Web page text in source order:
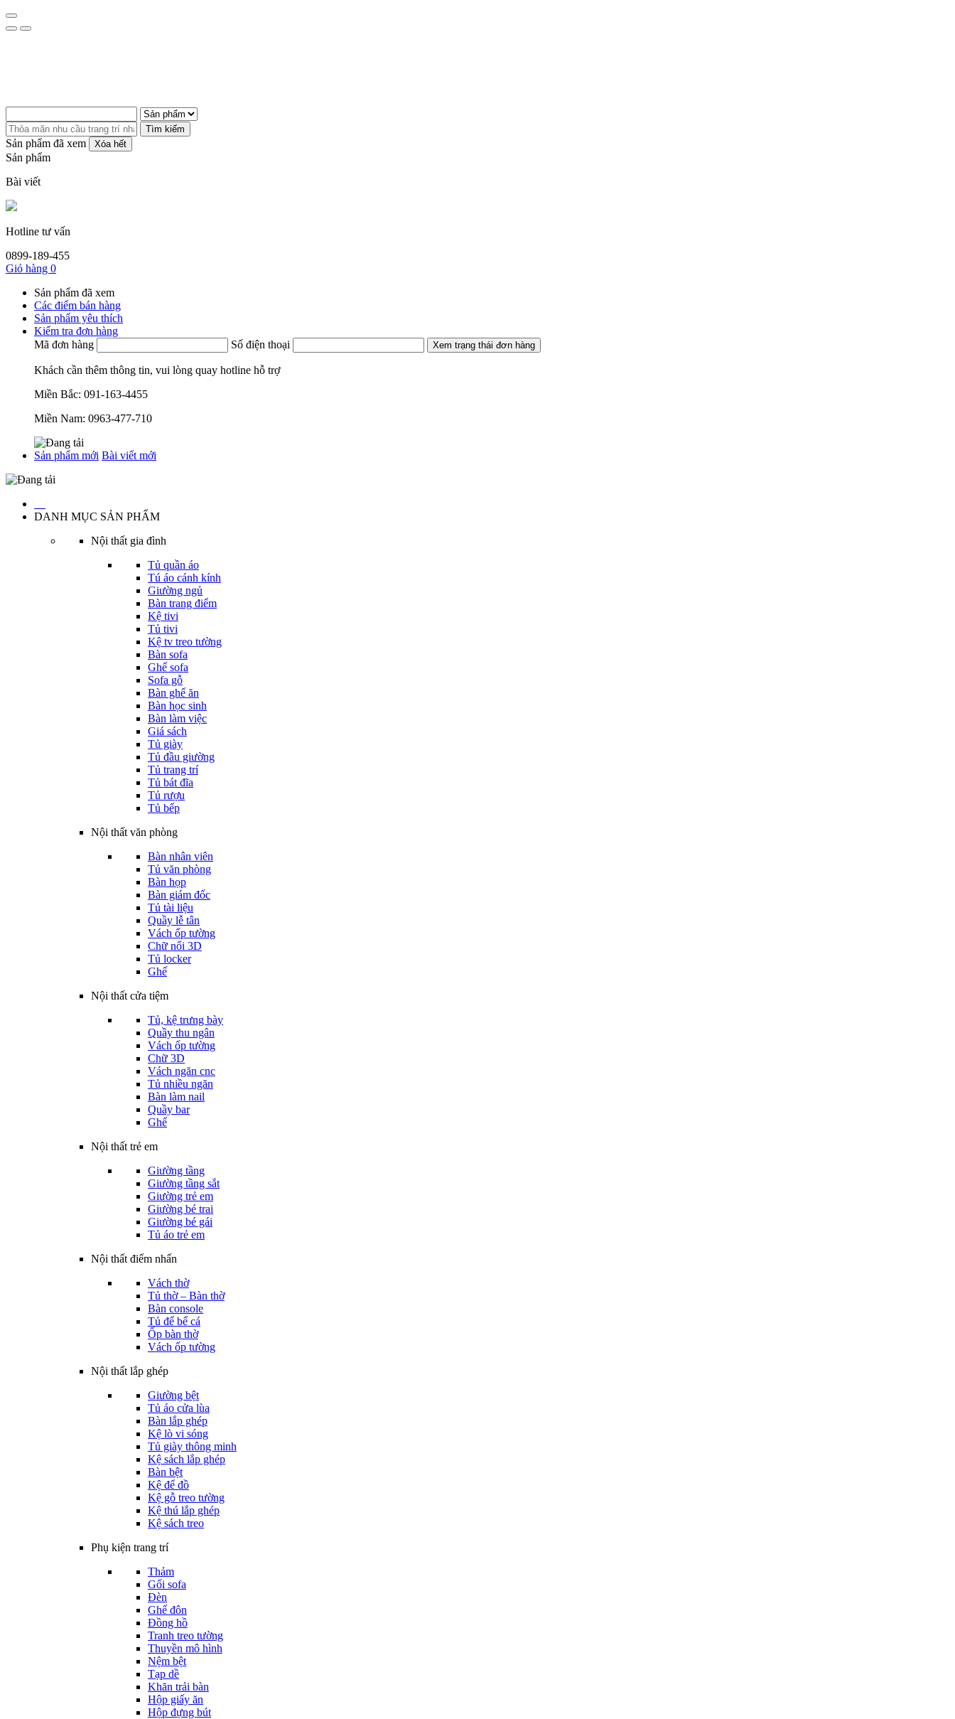
Tìm kiếm
Sản phẩm đã xem Xóa hết
Sản phẩm
Bài viết
Hotline tư vấn
0899-189-455
Giỏ hàng 0
Sản phẩm đã xem
Các điểm bán hàng
Sản phẩm yêu thích
Kiểm tra đơn hàng
Mã đơn hàng
Số điện thoại Xem trạng thái đơn hàng
Khách cần thêm thông tin, vui lòng quay hotline hỗ trợ
Miền Bắc: 091-163-4455
Miền Nam: 0963-477-710
Sản phẩm mới Bài viết mới
DANH MỤC SẢN PHẨM
Nội thất gia đình
Tủ quần áo
Tú áo cánh kính
Giường ngủ
Bàn trang điểm
Kệ tivi
Tủ tivi
Kệ tv treo tường
Bàn sofa
Ghế sofa
Sofa gỗ
Bàn ghế ăn
Bàn học sinh
Bàn làm việc
Giá sách
Tủ giày
Tủ đầu giường
Tủ trang trí
Tủ bát đĩa
Tủ rượu
Tủ bếp
Nội thất văn phòng
Bàn nhân viên
Tủ văn phòng
Bàn họp
Bàn giám đốc
Tủ tài liệu
Quầy lễ tân
Vách ốp tường
Chữ nổi 3D
Tủ locker
Ghế
Nội thất cửa tiệm
Tủ, kệ trưng bày
Quầy thu ngân
Vách ốp tường
Chữ 3D
Vách ngăn cnc
Tủ nhiều ngăn
Bàn làm nail
Quầy bar
Ghế
Nội thất trẻ em
Giường tầng
Giường tầng sắt
Giường trẻ em
Giường bé trai
Giường bé gái
Tủ áo trẻ em
Nội thất điểm nhấn
Vách thờ
Tủ thờ – Bàn thờ
Bàn console
Tủ để bể cá
Ốp bàn thờ
Vách ốp tường
Nội thất lắp ghép
Giường bệt
Tủ áo cửa lùa
Bàn lắp ghép
Kệ lò vi sóng
Tủ giày thông minh
Kệ sách lắp ghép
Bàn bệt
Kệ để đồ
Kệ gỗ treo tường
Kệ thú lắp ghép
Kệ sách treo
Phụ kiện trang trí
Thảm
Gối sofa
Đèn
Ghế đôn
Đồng hồ
Tranh treo tường
Thuyền mô hình
Nệm bệt
Tạp dề
Khăn trải bàn
Hộp giấy ăn
Hộp đựng bút